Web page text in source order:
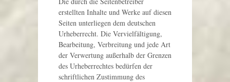
erstellten Inhalte und Werke auf diesen
Seiten unterliegen dem deutschen
Urheberrecht. Die Vervielfältigung,
Bearbeitung, Verbreitung und jede Art
der Verwertung außerhalb der Grenzen
des Urheberrechtes bedürfen der
schriftlichen Zustimmung des